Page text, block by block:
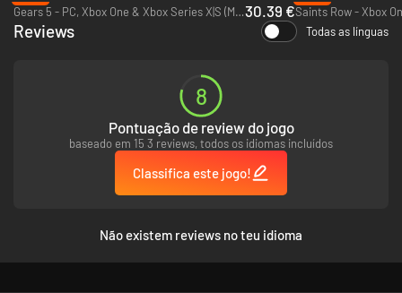
JUSTIÇA NEM SEMPRE CUMPRE A LEI.
Gears 5 - PC, Xbox One & Xbox Series X|S (Microsoft Store)30.39 €Saints Row - Xbox
Reviews Todas as línguas
8
Pontuação de review do jogo
baseado em 15 3 reviews, todos os idiomas incluídos
Classifica este jogo!
Não existem reviews no teu idioma